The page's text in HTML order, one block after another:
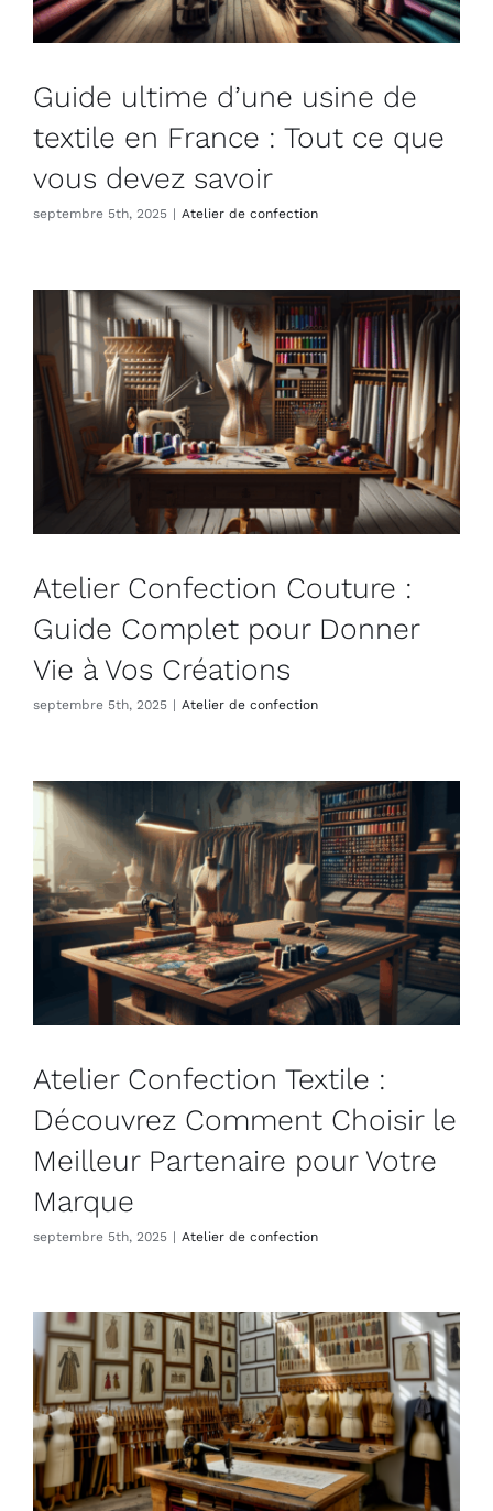
Guide ultime d’une usine de
textile en France : Tout ce que
vous devez savoir
septembre 5th, 2025 | Atelier de confection
Atelier Confection Couture :
Guide Complet pour Donner
Vie à Vos Créations
septembre 5th, 2025 | Atelier de confection
Atelier Confection Textile :
Découvrez Comment Choisir le
Meilleur Partenaire pour Votre
Marque
septembre 5th, 2025 | Atelier de confection